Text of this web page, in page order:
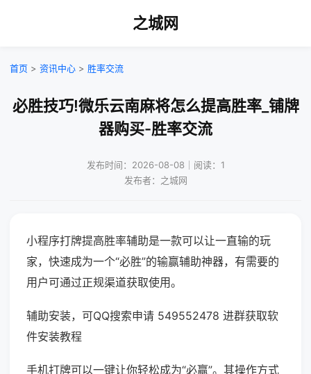
之城网
首页 > 资讯中心 > 胜率交流
必胜技巧!微乐云南麻将怎么提高胜率_铺牌
器购买-胜率交流
发布时间：2026-08-08｜阅读：1
发布者：之城网
小程序打牌提高胜率辅助是一款可以让一直输的玩
家，快速成为一个“必胜”的输赢辅助神器，有需要的
用户可通过正规渠道获取使用。
辅助安装，可QQ搜索申请 549552478 进群获取软
件安装教程
手机打牌可以一键让你轻松成为“必赢”。其操作方式